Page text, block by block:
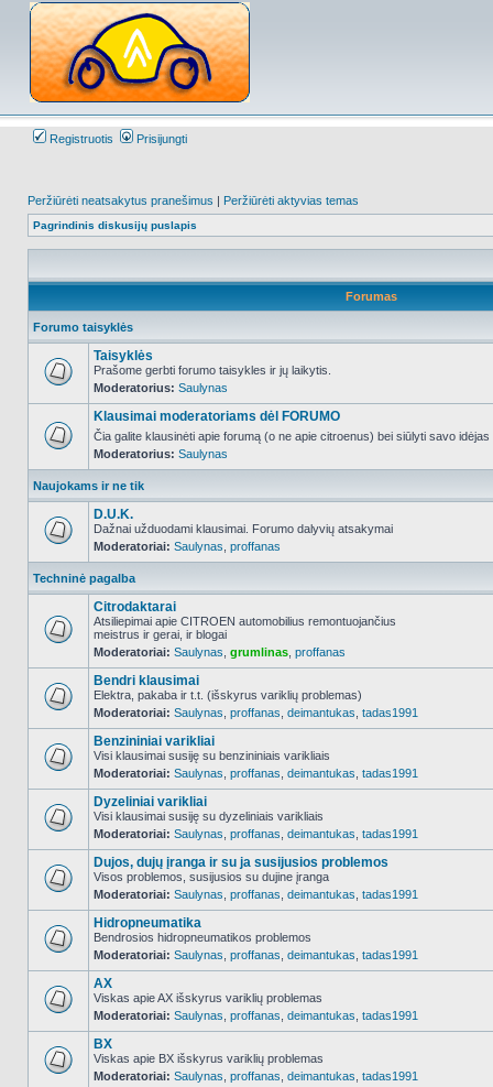
Registruotis Prisijungti
Peržiūrėti neatsakytus pranešimus | Peržiūrėti aktyvias temas
Pagrindinis diskusijų puslapis
Forumas
Forumo taisyklės
NO_UNREAD_POSTS
Taisyklės
Prašome gerbti forumo taisykles ir jų laikytis.
Moderatorius: Saulynas
NO_UNREAD_POSTS
Klausimai moderatoriams dėl FORUMO
Čia galite klausinėti apie forumą (o ne apie citroenus) bei siūlyti savo
Moderatorius: Saulynas
Naujokams ir ne tik
NO_UNREAD_POSTS
D.U.K.
Dažnai užduodami klausimai. Forumo dalyvių atsakymai
Moderatoriai: Saulynas proffanas
Techninė pagalba
NO_UNREAD_POSTS
Citrodaktarai
Atsiliepimai apie CITROEN automobilius remontuojančius
meistrus ir gerai, ir blogai
Moderatoriai: Saulynas grumlinas proffanas
NO_UNREAD_POSTS
Bendri klausimai
Elektra, pakaba ir t.t. (išskyrus variklių problemas)
Moderatoriai: Saulynas proffanas deimantukas tadas1991
NO_UNREAD_POSTS
Benzininiai varikliai
Visi klausimai susiję su benzininiais varikliais
Moderatoriai: Saulynas proffanas deimantukas tadas1991
NO_UNREAD_POSTS
Dyzeliniai varikliai
Visi klausimai susiję su dyzeliniais varikliais
Moderatoriai: Saulynas proffanas deimantukas tadas1991
NO_UNREAD_POSTS
Dujos, dujų įranga ir su ja susijusios problemos
Visos problemos, susijusios su dujine įranga
Moderatoriai: Saulynas proffanas deimantukas tadas1991
NO_UNREAD_POSTS
Hidropneumatika
Bendrosios hidropneumatikos problemos
Moderatoriai: Saulynas proffanas deimantukas tadas1991
NO_UNREAD_POSTS
AX
Viskas apie AX išskyrus variklių problemas
Moderatoriai: Saulynas proffanas deimantukas tadas1991
NO_UNREAD_POSTS
BX
Viskas apie BX išskyrus variklių problemas
Moderatoriai: Saulynas proffanas deimantukas tadas1991